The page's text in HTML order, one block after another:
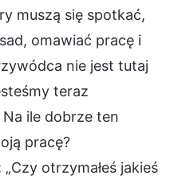
muszą się spotkać,
omawiać pracę i
nie jest tutaj
teraz
ile dobrze ten
pracę?
otrzymałeś jakieś